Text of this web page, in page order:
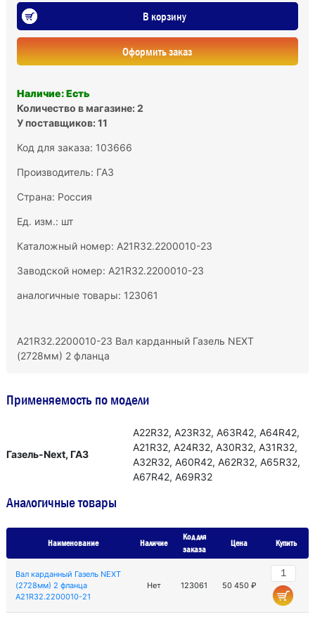
В корзину
Оформить заказ
Наличие: Есть
Количество в магазине: 2
У поставщиков: 11
Код для заказа: 103666
Производитель: ГАЗ
Страна: Россия
Ед. изм.: шт
Каталожный номер: A21R32.2200010-23
Заводской номер: А21R32.2200010-23
аналогичные товары: 123061
A21R32.2200010-23 Вал карданный Газель NEXT
(2728мм) 2 фланца
Применяемость по модели
Газель-Next, ГАЗ
А22R32, А23R32, А63R42, А64R42,
А21R32, А24R32, А30R32, А31R32,
А32R32, А60R42, А62R32, А65R32,
А67R42, А69R32
Аналогичные товары
Наименование Наличие
Код для
заказа
Цена Купить
Вал карданный Газель NEXT
(2728мм) 2 фланца
A21R32.2200010-21
Нет 123061 50 450 ₽